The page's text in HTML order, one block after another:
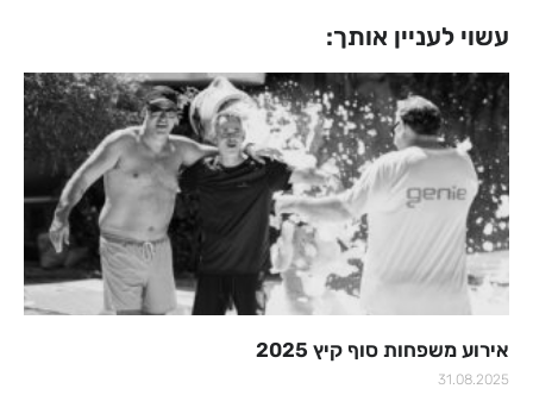
עשוי לעניין אותך:
אירוע משפחות סוף קיץ 2025
31.08.2025